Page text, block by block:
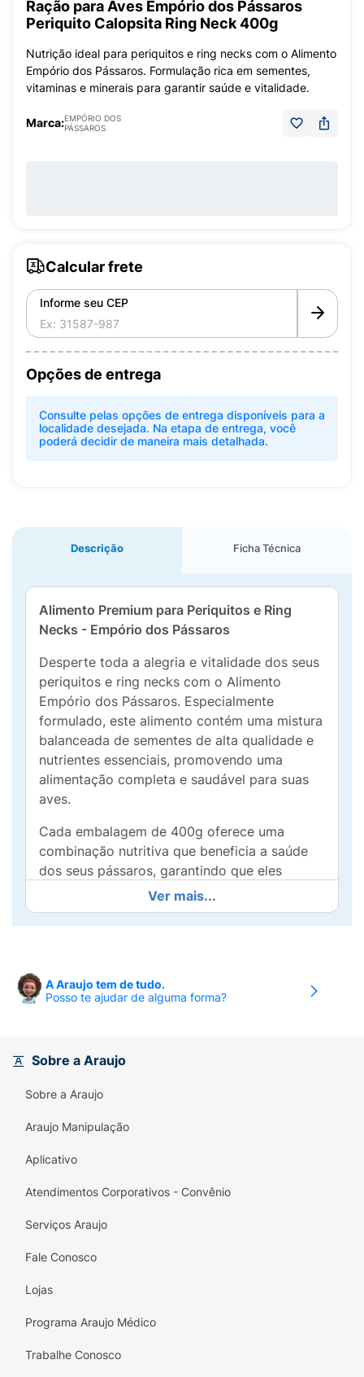
Ração para Aves Empório dos Pássaros
Periquito Calopsita Ring Neck 400g
Nutrição ideal para periquitos e ring necks com o Alimento
Empório dos Pássaros. Formulação rica em sementes,
vitaminas e minerais para garantir saúde e vitalidade.
Marca:EMPÓRIO DOS
PÁSSAROS
Calcular frete
Informe seu CEP
Opções de entrega
Consulte pelas opções de entrega disponíveis para a
localidade desejada. Na etapa de entrega, você
poderá decidir de maneira mais detalhada.
Descrição Ficha Técnica
Alimento Premium para Periquitos e Ring
Necks - Empório dos Pássaros
Desperte toda a alegria e vitalidade dos seus
periquitos e ring necks com o Alimento
Empório dos Pássaros. Especialmente
formulado, este alimento contém uma mistura
balanceada de sementes de alta qualidade e
nutrientes essenciais, promovendo uma
alimentação completa e saudável para suas
aves.
Cada embalagem de 400g oferece uma
combinação nutritiva que beneficia a saúde
dos seus pássaros, garantindo que eles
recebam tudo o que precisa para uma vida
longa e ativa. O uso regular desse alimento
resulta em aves mais felizes, coloridas e com
Vantagens do produto:
saúde das aves
Ideal para a manutenção da energia e alegria
dos periquitos e ring necks
Proporcione momentos de bem-estar e
Empório dos Pássaros. A escolha certa para
carinho.
Ver mais...
A Araujo tem de tudo.
Posso te ajudar de alguma forma?
Sobre a Araujo
Sobre a Araujo
Araujo Manipulação
Aplicativo
Atendimentos Corporativos - Convênio
Serviços Araujo
Fale Conosco
Lojas
Programa Araujo Médico
Trabalhe Conosco